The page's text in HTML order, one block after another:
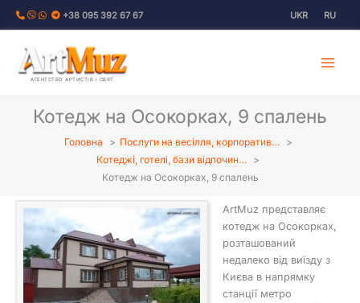
Перейти
+38 095 392 67 67 UKR RU
АГЕНТСТВО АРТИСТІВ І СВЯТ
Котедж на Осокорках, 9 спалень
Головна
Послуги на весілля, корпоратив…
Котеджі, готелі, бази відпочин…
Котедж на Осокорках, 9 спалень
ArtMuz представляє
котедж на Осокорках,
розташований
недалеко від виїзду з
Києва в напрямку
станції метро